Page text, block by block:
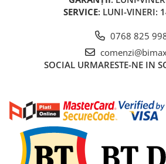
PIESE UNIVERSALE
Baterie Trotineta Electrica
Cauciuc Trotineta Electrica
Camera Trotineta Electrica
Acceleratie Trotineta Electrica
Display/Ecran Trotineta Electrica
Motor Trotineta Electrica
Kit Frână Hidraulică
SERVICE: LUNI-VINERI:
0768 825
SOCIAL URMARESTE-NE IN